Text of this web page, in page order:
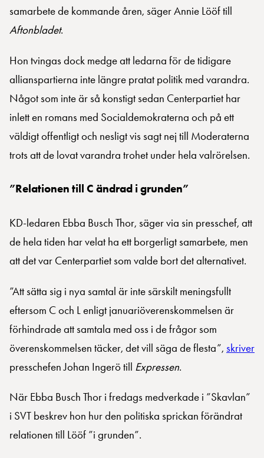
samarbete de kommande åren, säger Annie Lööf till
Aftonbladet.
Hon tvingas dock medge att ledarna för de tidigare
allianspartierna inte längre pratat politik med varandra.
Något som inte är så konstigt sedan Centerpartiet har
inlett en romans med Socialdemokraterna och på ett
väldigt offentligt och nesligt vis sagt nej till Moderaterna
trots att de lovat varandra trohet under hela valrörelsen.
”Relationen till C ändrad i grunden”
KD-ledaren Ebba Busch Thor, säger via sin presschef, att
de hela tiden har velat ha ett borgerligt samarbete, men
att det var Centerpartiet som valde bort det alternativet.
”Att sätta sig i nya samtal är inte särskilt meningsfullt
eftersom C och L enligt januariöverenskommelsen är
förhindrade att samtala med oss i de frågor som
överenskommelsen täcker, det vill säga de flesta”, skriver
presschefen Johan Ingerö till Expressen.
När Ebba Busch Thor i fredags medverkade i ”Skavlan”
i SVT beskrev hon hur den politiska sprickan förändrat
relationen till Lööf ”i grunden”.